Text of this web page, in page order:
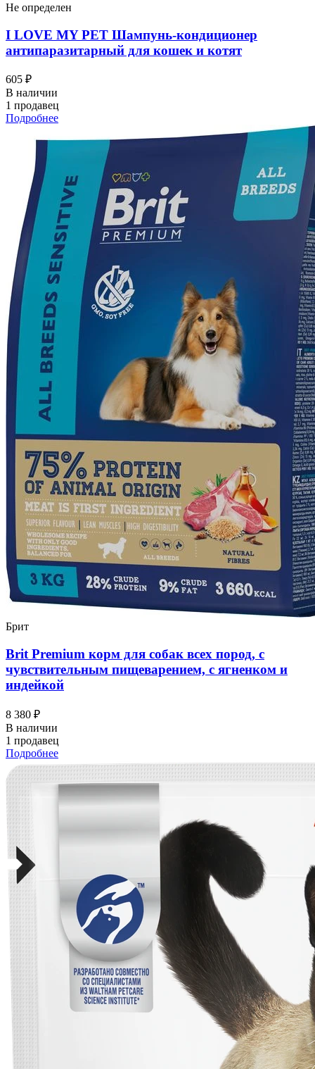
Не определен
I LOVЕ MY PET Шампунь-кондиционер
антипаразитарный для кошек и котят
605 ₽
В наличии
1 продавец
Подробнее
Брит
Brit Premium корм для собак всех пород, с
чувствительным пищеварением, с ягненком и
индейкой
8 380 ₽
В наличии
1 продавец
Подробнее